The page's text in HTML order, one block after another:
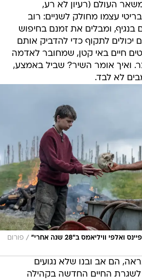
העולם (רעיון לא רע,
עצמו מחולק לשניים: רוב
בנגיף, ומבלים את זמנם בחיפוש
לתקוף כדי להדביק אותם
חיים באי קטן, שמחובר לאדמה
ואיך אומר השיר? שביל באמצע,
לא לבד.
וויליאמס ב"28 שנה אחרי" / פורום
הם אב ובנו שלא נגועים
לשגרת החיים החדשה בקהילה